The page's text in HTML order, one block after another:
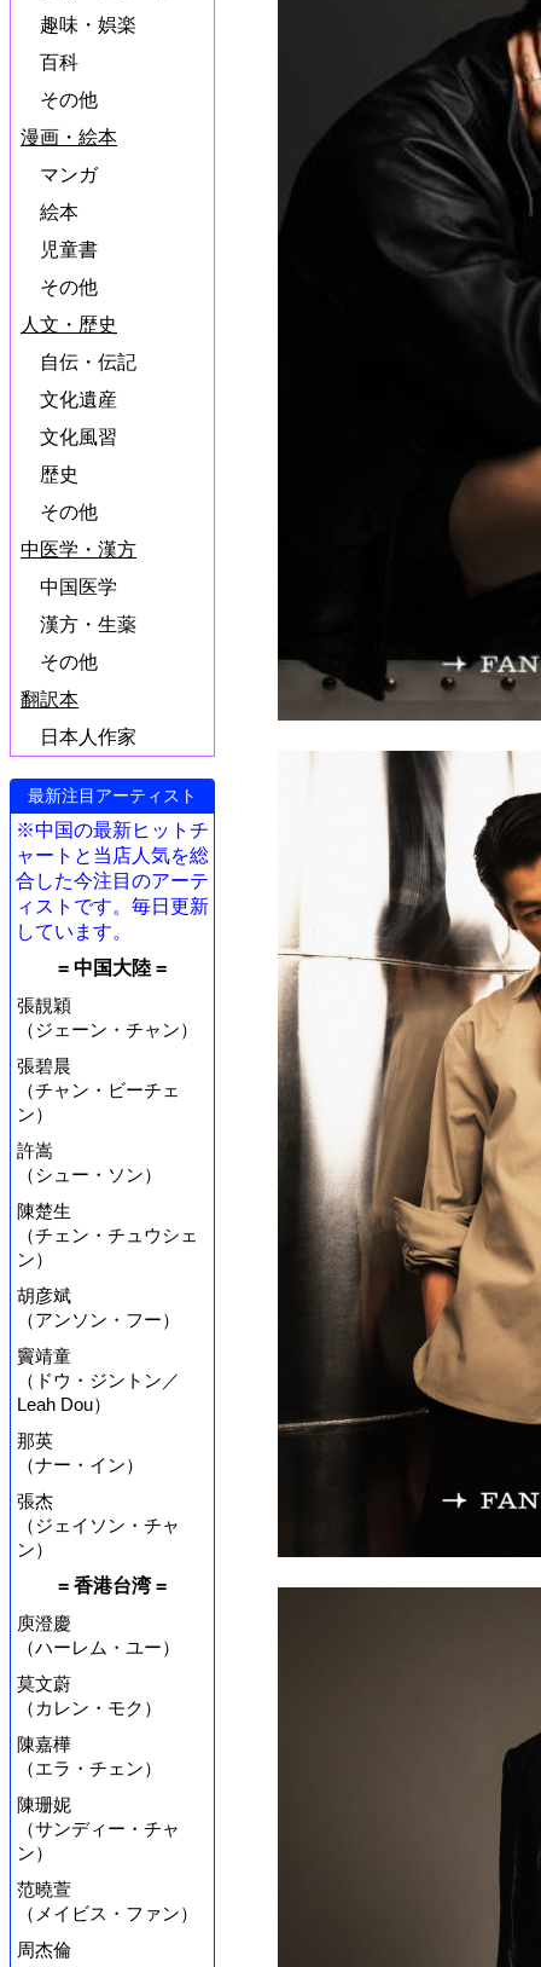
趣味・娯楽
百科
その他
漫画・絵本
マンガ
絵本
児童書
その他
人文・歴史
自伝・伝記
文化遺産
文化風習
歴史
その他
中医学・漢方
中国医学
漢方・生薬
その他
翻訳本
日本人作家
最新注目アーティスト
※中国の最新ヒットチ
ャートと当店人気を総
合した今注目のアーテ
ィストです。毎日更新
しています。
= 中国大陸 =
張靚穎
（ジェーン・チャン）
張碧晨
（チャン・ビーチェ
ン）
許嵩
（シュー・ソン）
陳楚生
（チェン・チュウシェ
ン）
胡彦斌
（アンソン・フー）
竇靖童
（ドウ・ジントン／
Leah Dou）
那英
（ナー・イン）
張杰
（ジェイソン・チャ
ン）
= 香港台湾 =
庾澄慶
（ハーレム・ユー）
莫文蔚
（カレン・モク）
陳嘉樺
（エラ・チェン）
陳珊妮
（サンディー・チャ
ン）
范曉萱
（メイビス・ファン）
周杰倫